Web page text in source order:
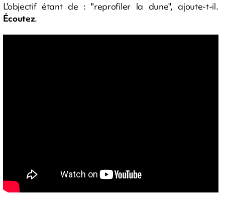
L'objectif étant de : "reprofiler la dune", ajoute-t-il.
Écoutez.